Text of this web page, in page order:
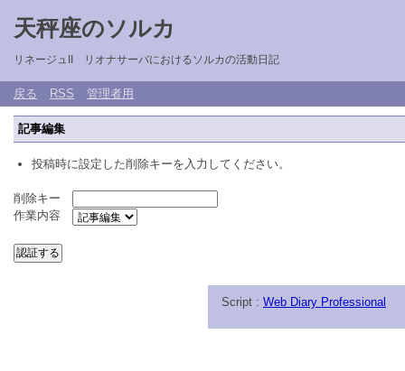
天秤座のソルカ
リネージュII リオナサーバにおけるソルカの活動日記
戻る RSS 管理者用
記事編集
投稿時に設定した削除キーを入力してください。
削除キー
作業内容
Script : Web Diary Professional